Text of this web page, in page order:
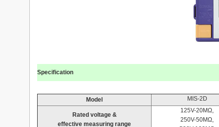
Specification
Model MIS-2D
Rated voltage &
effective measuring range
125V-20MΩ,
250V-50MΩ,